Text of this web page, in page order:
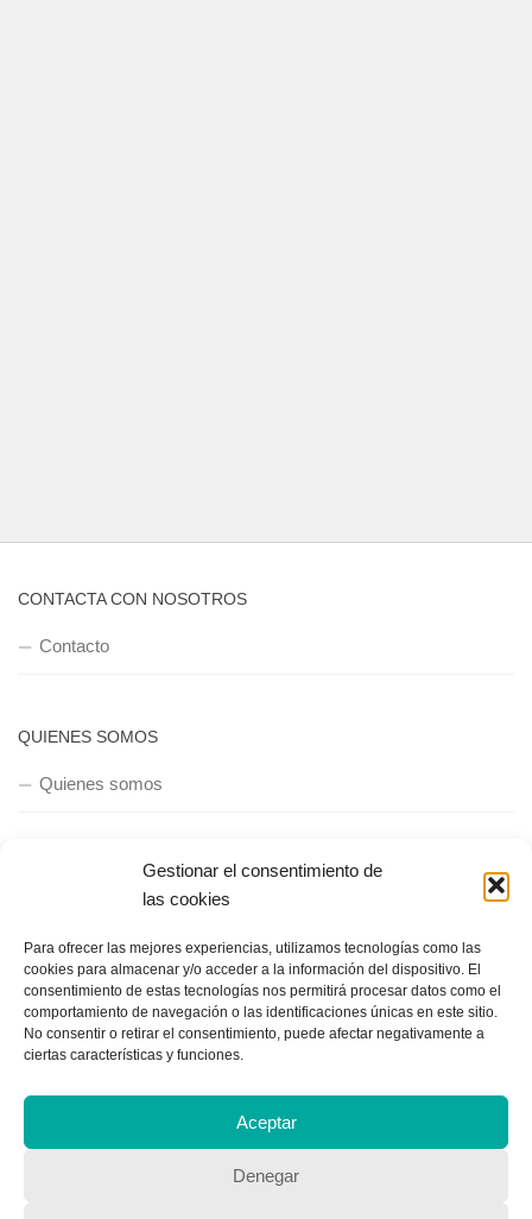
Gestionar el consentimiento de
las cookies
Para ofrecer las mejores experiencias, utilizamos tecnologías como las
cookies para almacenar y/o acceder a la información del dispositivo. El
consentimiento de estas tecnologías nos permitirá procesar datos como el
comportamiento de navegación o las identificaciones únicas en este sitio.
No consentir o retirar el consentimiento, puede afectar negativamente a
ciertas características y funciones.
Aceptar
Denegar
CONTACTA CON NOSOTROS
Contacto
QUIENES SOMOS
Quienes somos
POLÍTICA DE PRIVACIDAD